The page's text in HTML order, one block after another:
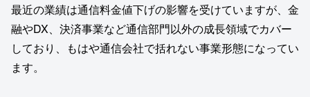
最近の業績は通信料金値下げの影響を受けていますが、金
融やDX、決済事業など通信部門以外の成長領域でカバー
しており、もはや通信会社で括れない事業形態になってい
ます。